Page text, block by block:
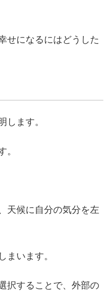
せになるにはどうした
します。
。
天候に自分の気分を左
まいます。
択することで、外部の